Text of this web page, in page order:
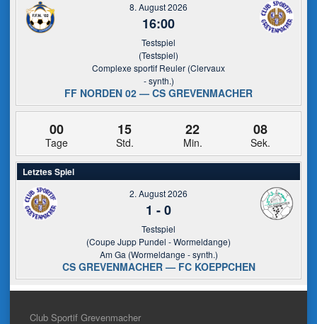
8. August 2026
16:00
Testspiel
(Testspiel)
Complexe sportif Reuler (Clervaux
- synth.)
FF NORDEN 02 — CS GREVENMACHER
00
Tage
15
Std.
22
Min.
08
Sek.
Letztes Spiel
2. August 2026
1 -0
Testspiel
(Coupe Jupp Pundel - Wormeldange)
Am Ga (Wormeldange - synth.)
CS GREVENMACHER — FC KOEPPCHEN
Club Sportif Grevenmacher